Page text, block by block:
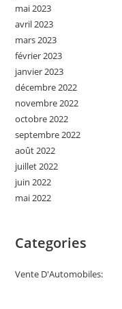
mai 2023
avril 2023
mars 2023
février 2023
janvier 2023
décembre 2022
novembre 2022
octobre 2022
septembre 2022
août 2022
juillet 2022
juin 2022
mai 2022
Categories
Vente D'Automobiles: